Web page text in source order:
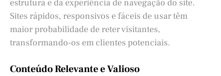
estrutura e da experiência de navegação do site.
Sites rápidos, responsivos e fáceis de usar têm
maior probabilidade de reter visitantes,
transformando-os em clientes potenciais.
Conteúdo Relevante e Valioso